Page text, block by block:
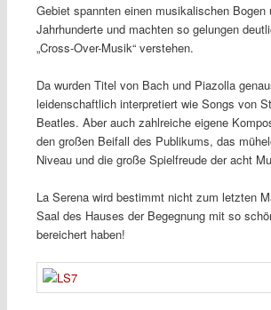
Gebiet spannten einen musikalischen Bogen
Jahrhunderte und machten so gelungen
„Cross-Over-Musik“ verstehen.
Da wurden Titel von Bach und Piazolla
leidenschaftlich interpretiert wie Songs von
Beatles. Aber auch zahlreiche eigene
den großen Beifall des Publikums, das
Niveau und die große Spielfreude der acht
La Serena wird bestimmt nicht zum letzten
Saal des Hauses der Begegnung mit so
bereichert haben!